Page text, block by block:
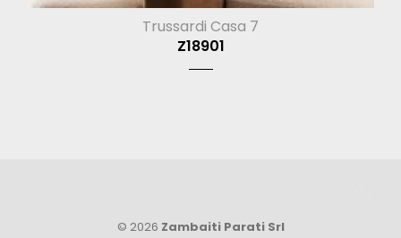
Trussardi Casa 7
Z18901
© 2026 Zambaiti Parati Srl